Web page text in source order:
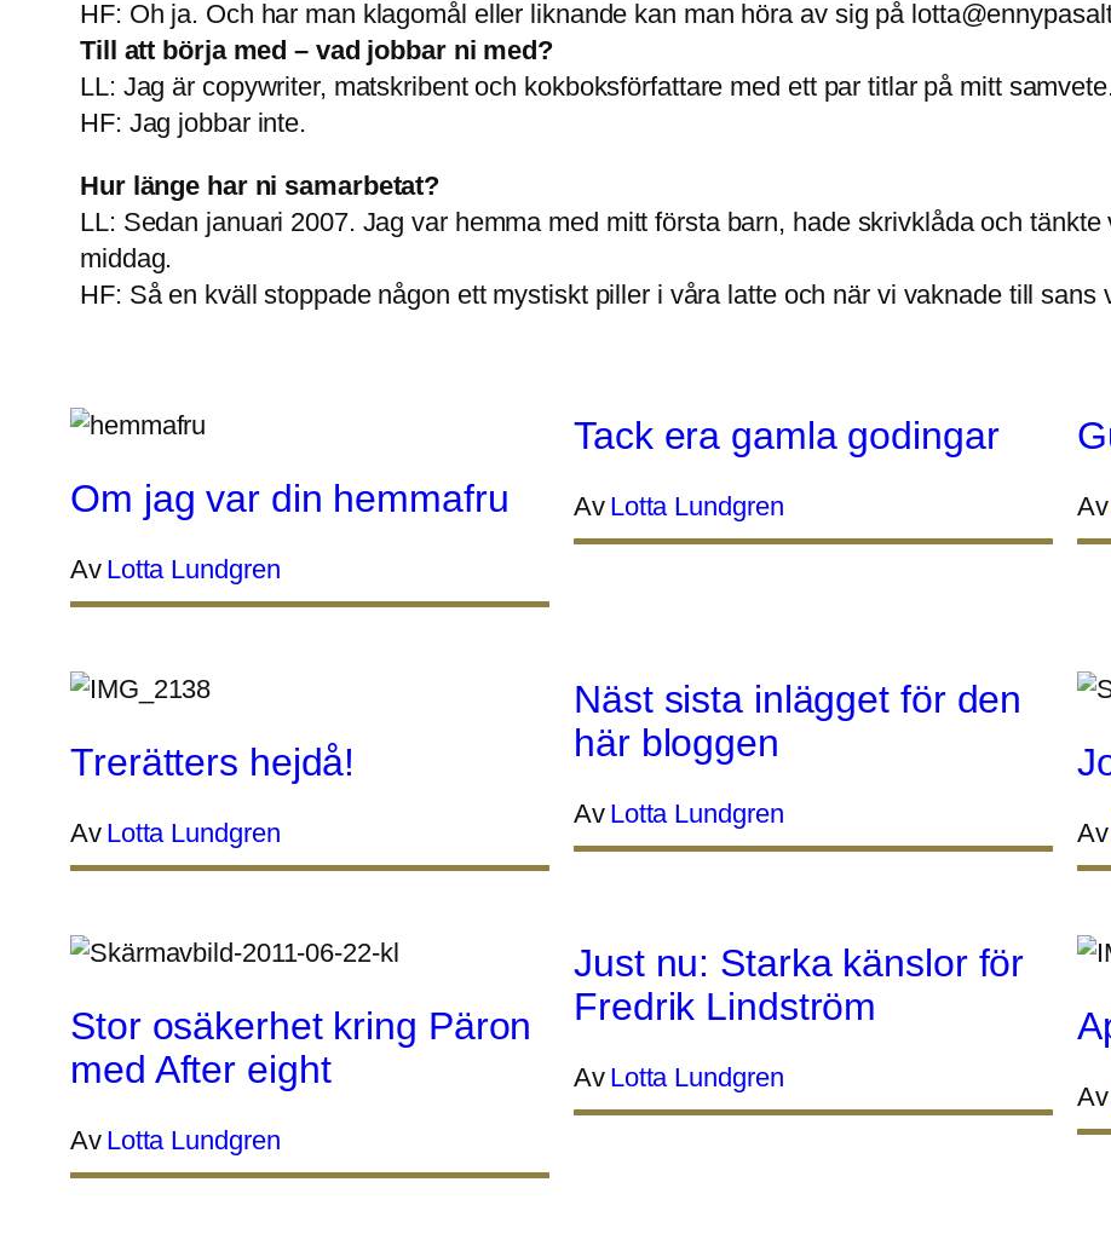
HF: Oh ja. Och har man klagomål eller liknande kan man höra av sig på
Till att börja med – vad jobbar ni med?
LL: Jag är copywriter, matskribent och kokboksförfattare med ett par titlar på mitt
HF: Jag jobbar inte.
Hur länge har ni samarbetat?
LL: Sedan januari 2007. Jag var hemma med mitt första barn, hade skrivklåda och
middag.
HF: Så en kväll stoppade någon ett mystiskt piller i våra latte och när vi vaknade till sans
Om jag var din hemmafru
Av Lotta Lundgren
Tack era gamla godingar
Av Lotta Lundgren Av
Trerätters hejdå!
Av Lotta Lundgren
Näst sista inlägget för den
här bloggen
Av Lotta Lundgren
Av
Stor osäkerhet kring Päron
med After eight
Av Lotta Lundgren
Just nu: Starka känslor för
Fredrik Lindström
Av Lotta Lundgren
Av